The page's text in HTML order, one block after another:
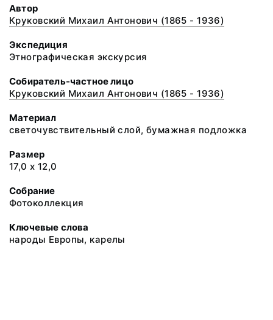
Автор
Круковский Михаил Антонович (1865 - 1936)
Экспедиция
Этнографическая экскурсия
Собиратель-частное лицо
Круковский Михаил Антонович (1865 - 1936)
Материал
светочувствительный слой, бумажная подложка
Размер
17,0 х 12,0
Собрание
Фотоколлекция
Ключевые слова
народы Европы, карелы